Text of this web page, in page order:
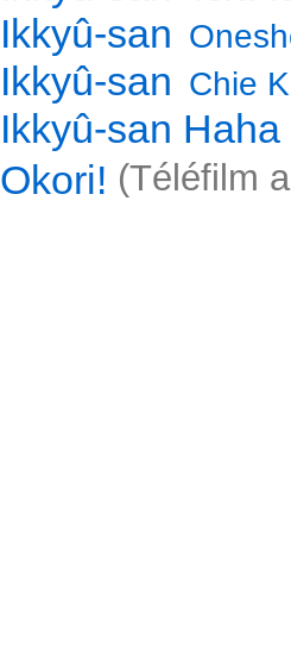
Ikkyû-san
Ikkyû-san Chie
Ikkyû-san
Okori! (Téléfilm